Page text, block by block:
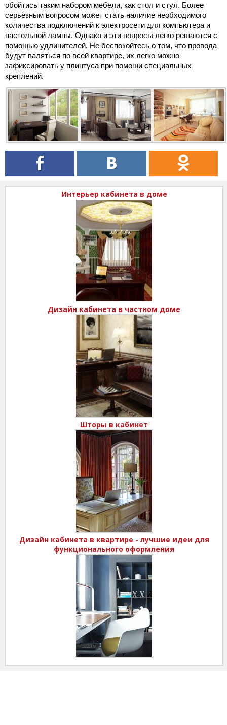
обойтись таким набором мебели, как стол и стул. Более
серьёзным вопросом может стать наличие необходимого
количества подключений к электросети для компьютера и
настольной лампы. Однако и эти вопросы легко решаются с
помощью удлинителей. Не беспокойтесь о том, что провода
будут валяться по всей квартире, их легко можно
зафиксировать у плинтуса при помощи специальных
креплений.
Интерьер кабинета в доме
Дизайн кабинета в частном доме
Шторы в кабинет
Дизайн кабинета в квартире - лучшие идеи для
функционального оформления